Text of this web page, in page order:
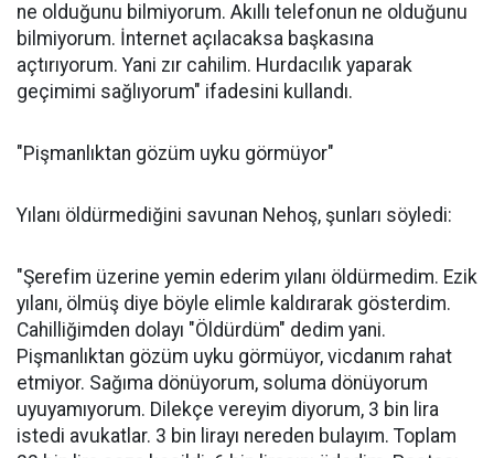
ne olduğunu bilmiyorum. Akıllı telefonun ne olduğunu
bilmiyorum. İnternet açılacaksa başkasına
açtırıyorum. Yani zır cahilim. Hurdacılık yaparak
geçimimi sağlıyorum" ifadesini kullandı.
"Pişmanlıktan gözüm uyku görmüyor"
Yılanı öldürmediğini savunan Nehoş, şunları söyledi:
"Şerefim üzerine yemin ederim yılanı öldürmedim. Ezik
yılanı, ölmüş diye böyle elimle kaldırarak gösterdim.
Cahilliğimden dolayı "Öldürdüm" dedim yani.
Pişmanlıktan gözüm uyku görmüyor, vicdanım rahat
etmiyor. Sağıma dönüyorum, soluma dönüyorum
uyuyamıyorum. Dilekçe vereyim diyorum, 3 bin lira
istedi avukatlar. 3 bin lirayı nereden bulayım. Toplam